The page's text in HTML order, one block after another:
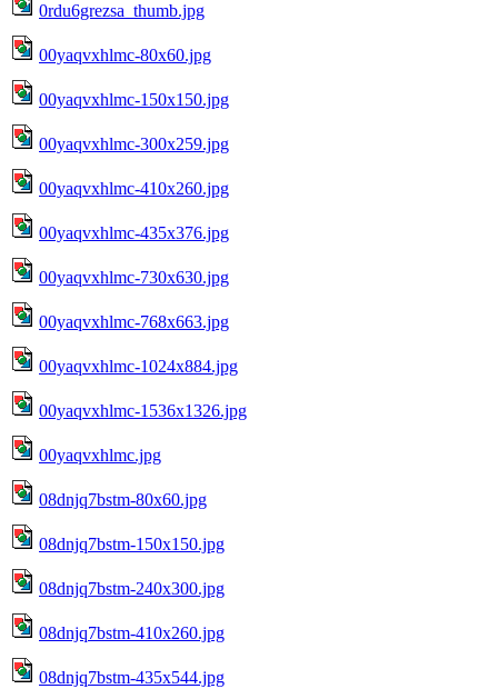
0rdu6grezsa_thumb.jpg
00yaqvxhlmc-80x60.jpg
00yaqvxhlmc-150x150.jpg
00yaqvxhlmc-300x259.jpg
00yaqvxhlmc-410x260.jpg
00yaqvxhlmc-435x376.jpg
00yaqvxhlmc-730x630.jpg
00yaqvxhlmc-768x663.jpg
00yaqvxhlmc-1024x884.jpg
00yaqvxhlmc-1536x1326.jpg
00yaqvxhlmc.jpg
08dnjq7bstm-80x60.jpg
08dnjq7bstm-150x150.jpg
08dnjq7bstm-240x300.jpg
08dnjq7bstm-410x260.jpg
08dnjq7bstm-435x544.jpg